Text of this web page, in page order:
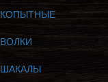
КОПЫТНЫЕ
ВОЛКИ
ШАКАЛЫ